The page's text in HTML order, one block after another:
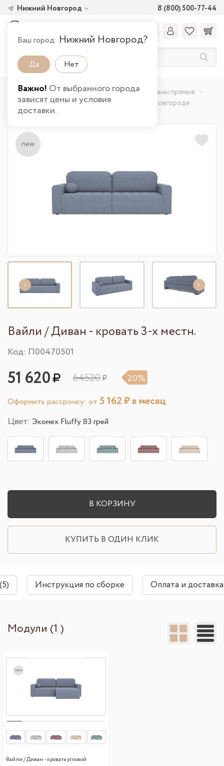
8 (800) 500-77-44
Нижний Новгород
Ваш город: Нижний Новгород?
Да Нет
Важно! От выбранного города
зависят цены и условия
доставки.
Главная Каталог товаров Мягкая
Диваны прямые
Вайли / Диван - кровать 3-х местн. в Нижнем Новгороде
new
Вайли / Диван - кровать 3-х местн.
Код: П00470501
51 620 64520 20%
Оформить рассрочку: от 5 162₽ в месяц
Цвет: Экомех Fluffy 83 грей
В КОРЗИНУ
КУПИТЬ В ОДИН КЛИК
Инструкция по сборке Оплата и доставка
Модули (1 )
new
Вайли / Диван - кровать угловой